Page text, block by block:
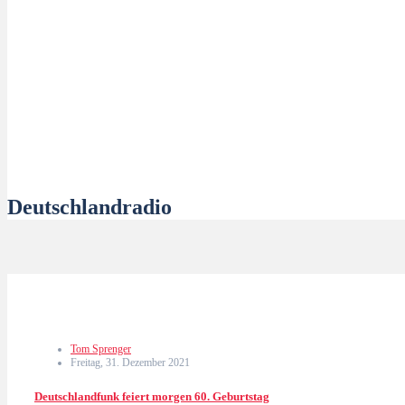
Deutschlandradio
Tom Sprenger
Freitag, 31. Dezember 2021
Deutschlandfunk feiert morgen 60. Geburtstag